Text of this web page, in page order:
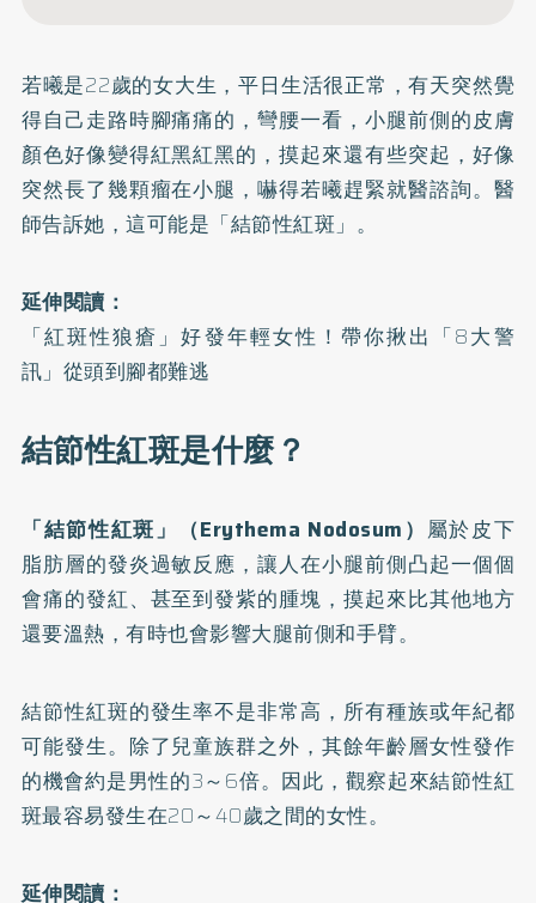
若曦是22歲的女大生，平日生活很正常，有天突然覺
得自己走路時腳痛痛的，彎腰一看，小腿前側的皮膚
顏色好像變得紅黑紅黑的，摸起來還有些突起，好像
突然長了幾顆瘤在小腿，嚇得若曦趕緊就醫諮詢。醫
師告訴她，這可能是「結節性紅斑」。
延伸閱讀：
「紅斑性狼瘡」好發年輕女性！帶你揪出「8大警
訊」從頭到腳都難逃
結節性紅斑是什麼？
「結節性紅斑」（Erythema Nodosum） 屬於皮下
脂肪層的發炎過敏反應，讓人在小腿前側凸起一個個
會痛的發紅、甚至到發紫的腫塊，摸起來比其他地方
還要溫熱，有時也會影響大腿前側和手臂。
結節性紅斑的發生率不是非常高，所有種族或年紀都
可能發生。除了兒童族群之外，其餘年齡層女性發作
的機會約是男性的3～6倍。因此，觀察起來結節性紅
斑最容易發生在20～40歲之間的女性。
延伸閱讀：